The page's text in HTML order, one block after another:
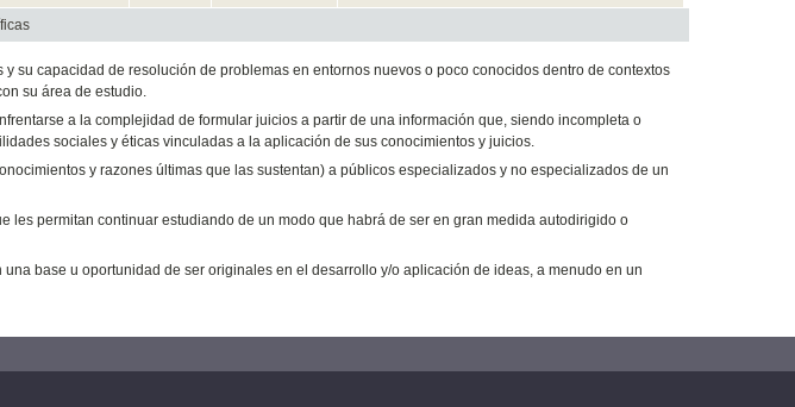
su capacidad de resolución de problemas en entornos nuevos o poco conocidos dentro de contextos
su área de estudio.
a la complejidad de formular juicios a partir de una información que, siendo incompleta o
sociales y éticas vinculadas a la aplicación de sus conocimientos y juicios.
y razones últimas que las sustentan) a públicos especializados y no especializados de un
les permitan continuar estudiando de un modo que habrá de ser en gran medida autodirigido o
base u oportunidad de ser originales en el desarrollo y/o aplicación de ideas, a menudo en un